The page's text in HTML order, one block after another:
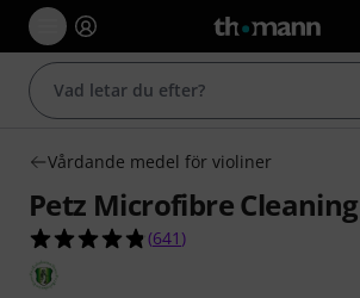
Vårdande medel för violiner
Petz Microfibre
4.8 av 5 stjärnor från 641
(641 )